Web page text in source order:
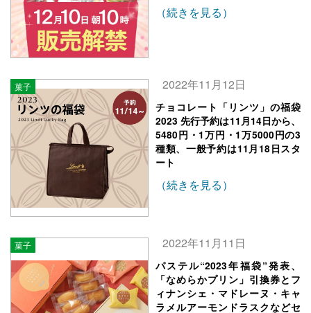
（続きを見る）
菓子 2022年11月12日
チョコレート「リンツ」の福袋
2023 先行予約は11月14日から、
5480円・1万円・1万5000円の3
種類、一般予約は11月18日スタ
ート
（続きを見る）
菓子 2022年11月11日
パステル“2023年福袋”発表、
「なめらかプリン」引換券とフ
ィナンシェ・マドレーヌ・キャ
ラメルアーモンドラスクなどセ